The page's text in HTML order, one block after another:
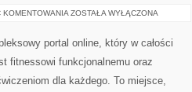
KOMENTOWANIA MOTYWACJA
DIETA
ZOSTAŁA WYŁĄCZONA
portal online, który w całości
fitnessowi funkcjonalnemu oraz
dla każdego. To miejsce,